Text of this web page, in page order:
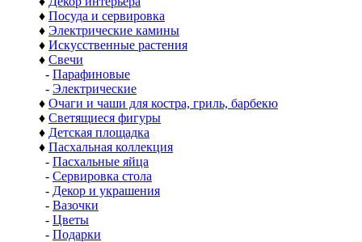
♦ Посуда и сервировка
♦ Электрические камины
♦ Искусственные растения
♦ Свечи
- Парафиновые
- Электрические
♦ Очаги и чаши для костра, гриль, барбекю
♦ Светящиеся фигуры
♦ Детская площадка
♦ Пасхальная коллекция
- Пасхальные яйца
- Сервировка стола
- Декор и украшения
- Вазочки
- Цветы
- Подарки